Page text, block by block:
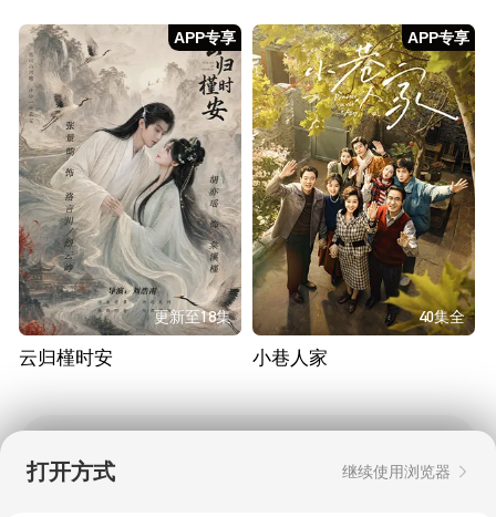
APP专享
更新至18集
云归槿时安
APP专享
40集全
小巷人家
打开方式 继续使用浏览器